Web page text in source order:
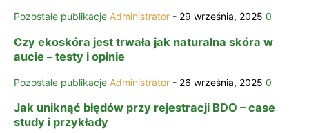
Pozostałe publikacje Administrator - 29 września, 2025 0
Czy ekoskóra jest trwała jak naturalna skóra w
aucie – testy i opinie
Pozostałe publikacje Administrator - 26 września, 2025 0
Jak uniknąć błędów przy rejestracji BDO – case
study i przykłady